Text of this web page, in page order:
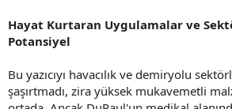
Hayat Kurtaran Uygulamalar ve
Potansiyel
Bu yazıcıyı havacılık ve demiryolu
şaşırtmadı, zira yüksek mukavemetli